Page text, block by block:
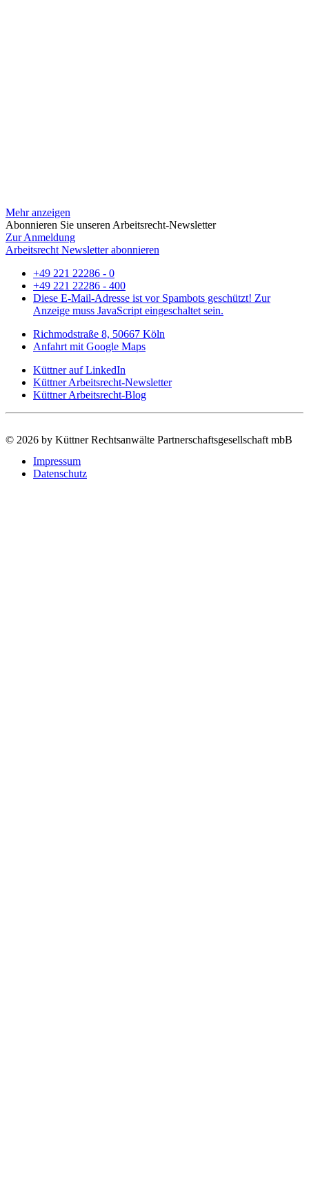
Mehr anzeigen
Abonnieren Sie unseren Arbeitsrecht-Newsletter
Zur Anmeldung
Arbeitsrecht Newsletter abonnieren
+49 221 22286 - 0
+49 221 22286 - 400
Diese E-Mail-Adresse ist vor Spambots geschützt! Zur
Anzeige muss JavaScript eingeschaltet sein.
Richmodstraße 8, 50667 Köln
Anfahrt mit Google Maps
Küttner auf LinkedIn
Küttner Arbeitsrecht-Newsletter
Küttner Arbeitsrecht-Blog
© 2026 by Küttner Rechtsanwälte Partnerschaftsgesellschaft mbB
Impressum
Datenschutz